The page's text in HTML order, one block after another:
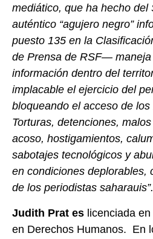
mediático, que ha hecho del
auténtico “agujero negro”
puesto 135 en la
de Prensa de RSF—
información dentro del
implacable el ejercicio del
bloqueando el acceso de
Torturas, detenciones,
acoso, hostigamientos,
sabotajes tecnológicos y
en condiciones deplorables,
de los periodistas saharauis”.
Judith Prat es licenciada
en Derechos Humanos. En